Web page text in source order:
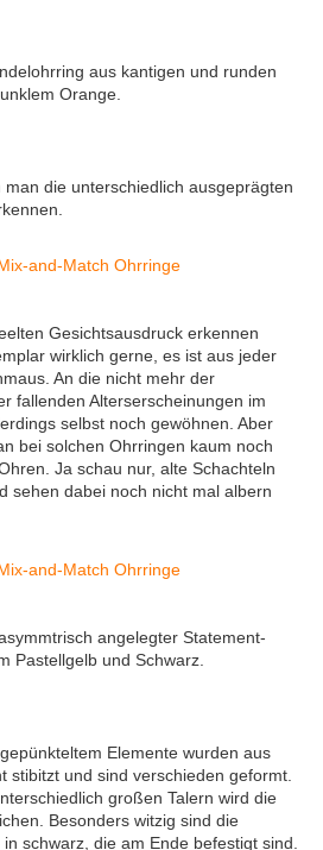
aus kantigen und runden
Orange.
die unterschiedlich ausgeprägten
Gesichtsausdruck erkennen
wirklich gerne, es ist aus jeder
An die nicht mehr der
fallenden Alterserscheinungen im
selbst noch gewöhnen. Aber
bei solchen Ohrringen kaum noch
Ja schau nur, alte Schachteln
sehen dabei noch nicht mal albern
angelegter Statement-
Pastellgelb und Schwarz.
Elemente wurden aus
stibitzt und sind verschieden geformt.
großen Talern wird die
Besonders witzig sind die
schwarz, die am Ende befestigt sind.